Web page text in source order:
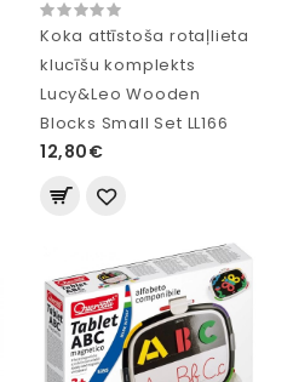
Koka attīstoša rotaļlieta
klucīšu komplekts
Lucy&Leo Wooden
Blocks Small Set LL166
12,80€